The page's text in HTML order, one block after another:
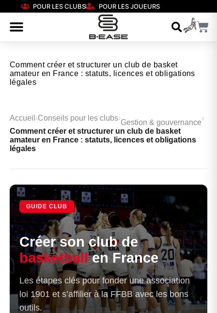
POUR LES CLUBS POUR LES JOUEURS
Comment créer et structurer un club de basket
amateur en France : statuts, licences et obligations
légales
Accueil ›Conseils pour les clubs›
Gestion & gouvernance
›
Comment créer et structurer un club de basket
amateur en France : statuts, licences et obligations
légales
GUIDE CLUB
Créer son club de
basketballen France
Les étapes clés pour fonder une association
loi 1901 et s’affilier à la FFBB avec les bons
outils.